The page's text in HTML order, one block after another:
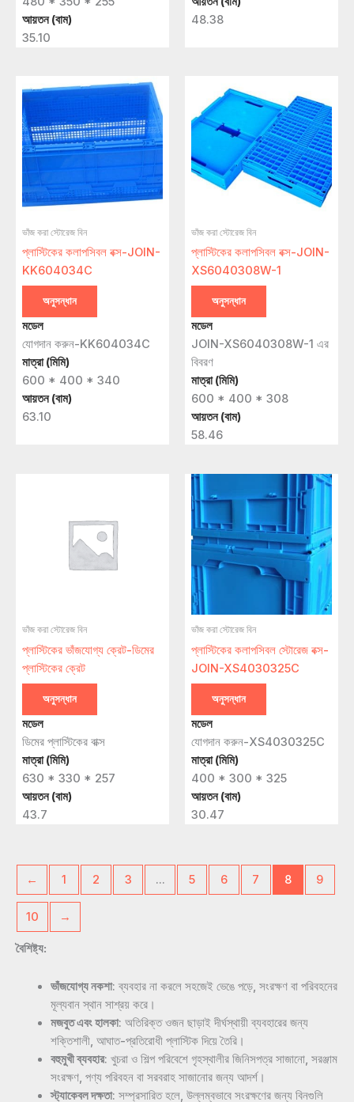
আয়তন (বাম)
35.10
48.38
ভাঁজ করা স্টোরেজ বিন
প্লাস্টিকের কলাপসিবল বক্স-JOIN-
KK604034C
অনুসন্ধান
মডেল
যোগদান করুন-KK604034C
মাত্রা (মিমি)
600 * 400 * 340
আয়তন (বাম)
63.10
ভাঁজ করা স্টোরেজ বিন
প্লাস্টিকের কলাপসিবল বক্স-JOIN-
XS6040308W-1
অনুসন্ধান
মডেল
JOIN-XS6040308W-1 এর
বিবরণ
মাত্রা (মিমি)
600 * 400 * 308
আয়তন (বাম)
58.46
ভাঁজ করা স্টোরেজ বিন
প্লাস্টিকের ভাঁজযোগ্য ক্রেট-ডিমের
প্লাস্টিকের ক্রেট
অনুসন্ধান
মডেল
ডিমের প্লাস্টিকের বাক্স
মাত্রা (মিমি)
630 * 330 * 257
আয়তন (বাম)
43.7
ভাঁজ করা স্টোরেজ বিন
প্লাস্টিকের কলাপসিবল স্টোরেজ বক্স-
JOIN-XS4030325C
অনুসন্ধান
মডেল
যোগদান করুন-XS4030325C
মাত্রা (মিমি)
400 * 300 * 325
আয়তন (বাম)
30.47
← 1 2 3 … 5 6 7 8 9
10 →
বৈশিষ্ট্য:
ভাঁজযোগ্য নকশা: ব্যবহার না করলে সহজেই ভেঙে পড়ে, সংরক্ষণ বা পরিবহনের
মূল্যবান স্থান সাশ্রয় করে।
মজবুত এবং হালকা: অতিরিক্ত ওজন ছাড়াই দীর্ঘস্থায়ী ব্যবহারের জন্য
শক্তিশালী, আঘাত-প্রতিরোধী প্লাস্টিক দিয়ে তৈরি।
বহুমুখী ব্যবহার: খুচরা ও শিল্প পরিবেশে গৃহস্থালীর জিনিসপত্র সাজানো, সরঞ্জাম
সংরক্ষণ, পণ্য পরিবহন বা সরবরাহ সাজানোর জন্য আদর্শ।
স্ট্যাকেবল দক্ষতা: সম্প্রসারিত হলে, উল্লম্বভাবে সংরক্ষণের জন্য বিনগুলি